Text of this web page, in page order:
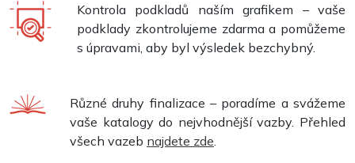
Kontrola podkladů naším grafikem – vaše
podklady zkontrolujeme zdarma a pomůžeme
s úpravami, aby byl výsledek bezchybný.
Různé druhy finalizace – poradíme a svážeme
vaše katalogy do nejvhodnější vazby. Přehled
všech vazeb najdete zde